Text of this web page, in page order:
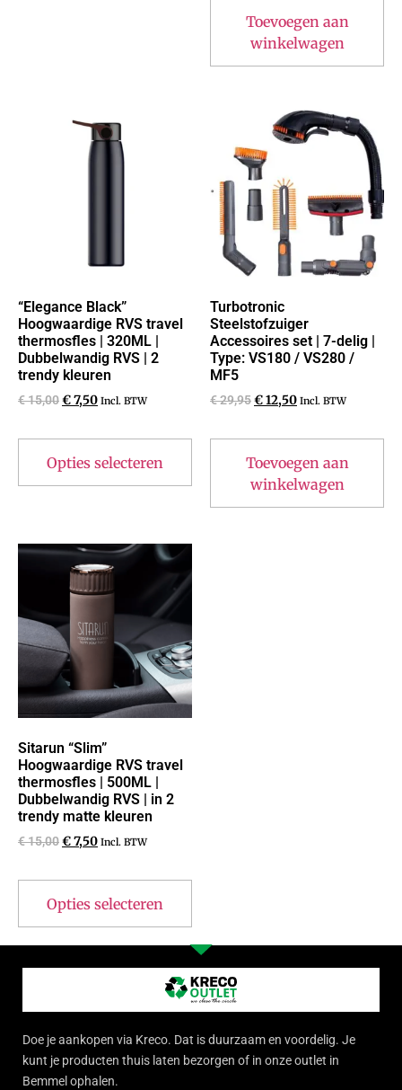
Toevoegen aan
winkelwagen
“Elegance Black”
Hoogwaardige RVS travel
thermosfles | 320ML |
Dubbelwandig RVS | 2
trendy kleuren
€15,00€7,50 Incl. BTW
Opties selecteren
Turbotronic
Steelstofzuiger
Accessoires set | 7-delig |
Type: VS180 / VS280 /
MF5
€29,95€12,50 Incl. BTW
Toevoegen aan
winkelwagen
Sitarun “Slim”
Hoogwaardige RVS travel
thermosfles | 500ML |
Dubbelwandig RVS | in 2
trendy matte kleuren
€15,00€7,50 Incl. BTW
Opties selecteren
Doe je aankopen via Kreco. Dat is duurzaam en voordelig. Je
kunt je producten thuis laten bezorgen of in onze outlet in
Bemmel ophalen.